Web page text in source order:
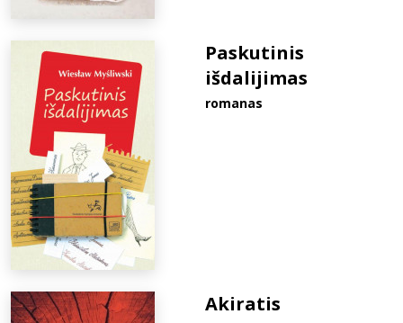
Paskutinis
išdalijimas
romanas
Akiratis